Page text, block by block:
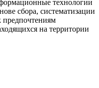
технологии
сбора, систематизации
предпочтениям
на территории